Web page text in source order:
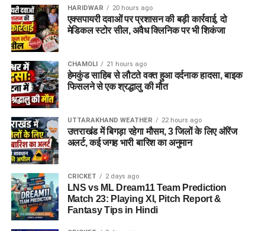
विभाग ने जिले के सभी योग्य एवं इच्छुक युवाओं से अपील की है कि वे समय
पर अपना पंजीकरण कराकर इस रोजगार अवसर का लाभ उठाएं।
HARIDWAR 20 hours ago
एक्सपायरी दवाओं पर प्रशासन की बड़ी कार्रवाई, दो
मेडिकल स्टोर सील, अवैध क्लिनिक पर भी शिकंजा
CHAMOLI 21 hours ago
हेमकुंड साहिब से लौटते वक्त हुआ दर्दनाक हादसा, बाइक
फिसलने से एक श्रद्धालु की मौत
UTTARAKHAND WEATHER 22 hours ago
उत्तराखंड में बिगड़ा रहेगा मौसम, 3 जिलों के लिए ऑरेंज
अलर्ट, कई जगह भारी बारिश का अनुमान
CRICKET 2 days ago
LNS vs ML Dream11 Team Prediction
Match 23: Playing XI, Pitch Report &
Fantasy Tips in Hindi